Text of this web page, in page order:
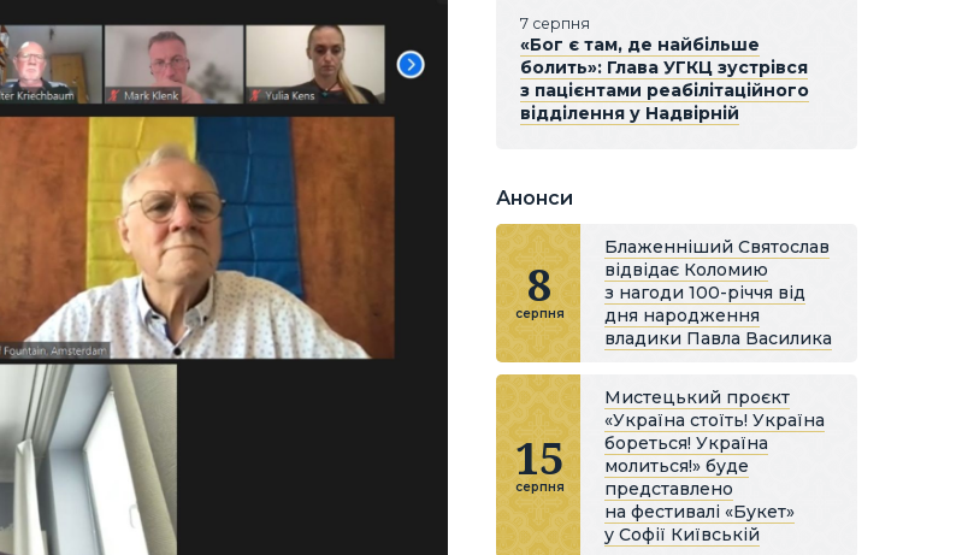
7 серпня
«Бог є там, де найбільше
болить»: Глава УГКЦ зустрівся
з пацієнтами реабілітаційного
відділення у Надвірній
Анонси
8
серпня
Блаженніший Святослав
відвідає Коломию
з нагоди 100-річчя від
дня народження
владики Павла Василика
15
серпня
Мистецький проєкт
«Україна стоїть! Україна
бореться! Україна
молиться!» буде
представлено
на фестивалі «Букет»
у Софії Київській